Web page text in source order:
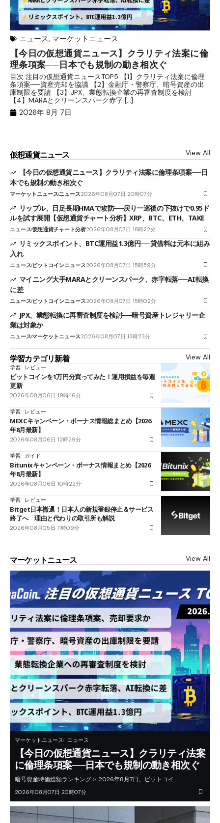
ニュース, マーケットニュース
【今日の仮想通貨ニュース】クラリティ法案に倫
理条項案──日本でも規制の動き相次ぐ
目次 注目の仮想通貨ニュースTOP5 【1】クラリティ法案に倫理
条項案──資産売却を協議 【2】金融庁・警察庁、暗号資産の出
庫制限を要請 【3】JPX、業態転換企業の再審査制度を検討
【4】MARAとクリーンスパーク赤字 […]
2026年 8月 7日
仮想通貨ニュース View All
【今日の仮想通貨ニュース】クラリティ法案に倫理条項案──日
本でも規制の動き相次ぐ
マーケットニュースニュース2026年08月07日 20時07分
リップル、日足長期HMAで攻防──戻り一巡後の下抜けで0.95ド
ルを試す展開【仮想通貨チャート分析】XRP、BTC、ETH、TAKE
ニュース仮想通貨チャート分析2026年08月07日 18時22分
リミックスポイント、BTC運用益1.3億円──貸借料は元本に組み
入れ
ニュースビットコインニュース2026年08月07日 15時59分
マイニング大手MARAとクリーンスパーク、赤字転落──AI転換
に差
ニュースビットコインニュース2026年08月07日 15時02分
JPX、業態転換に再審査制度を検討──暗号資産トレジャリー企
業は対象か
ニュースマーケットニュース2026年08月07日 13時23分
学習カテゴリ新着 View All
学習 レビュー
ビットコインを1万円分買ってみた！運用損益を毎週
更新
2026年08月06日 19時46分
学習 レビュー
MEXCキャンペーン・ボーナス情報総まとめ【2026
年8月最新】
2026年08月06日 12時29分
学習 ガイド
Bitunixキャンペーン・ボーナス情報まとめ【2026
年8月最新】
2026年08月06日 10時22分
学習 レビュー
Bitget日本撤退！日本人の新規登録停止＆サービス
終了へ 理由と代わりの取引所も解説
2026年08月05日 11時09分
マーケットニュース View All
マーケットニュース ニュース
【今日の仮想通貨ニュース】クラリティ法案
に倫理条項案──日本でも規制の動き相次ぐ
暗号資産時価総額ランキング＞ 2026年8月7日、ビットコイ…
2026年08月07日 20時07分